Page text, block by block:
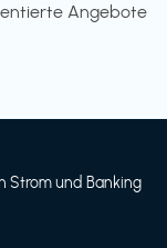
Angebote
Strom und Banking